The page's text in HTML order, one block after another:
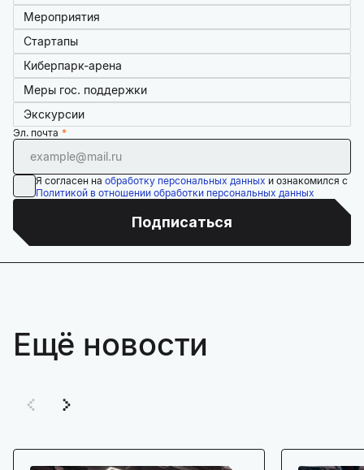
Мероприятия
Стартапы
Киберпарк-арена
Меры гос. поддержки
Экскурсии
Эл. почта
Я согласен на обработку персональных данных и ознакомился с
Политикой в отношении обработки персональных данных
Подписаться
Ещё новости